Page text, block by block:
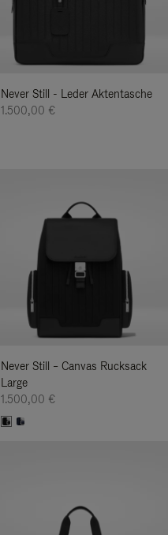
Never Still - Leder Aktentasche
1.500,00 €
Never Still – Canvas Rucksack
Large
1.500,00 €